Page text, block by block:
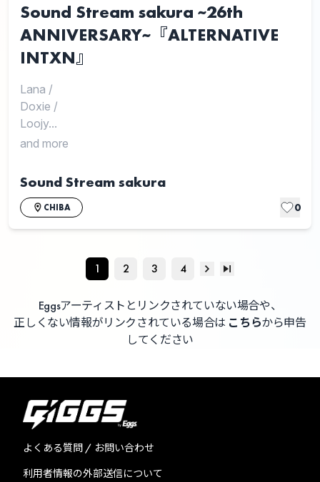
Sound Stream sakura ~26th
ANNIVERSARY~『ALTERNATIVE
INTXN』
Lana /
Doxie /
Loojy...
and more
Sound Stream sakura
CHIBA 0
1 2 3 4
Eggsアーティストとリンクされていない場合や、
正しくない情報がリンクされている場合は こちらから申告
してください
よくある質問 / お問い合わせ
利用者情報の外部送信について